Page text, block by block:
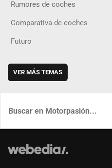
Rumores de coches
Comparativa de coches
Futuro
VER MÁS TEMAS